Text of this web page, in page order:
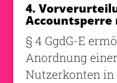
4.
Accountsperre
§ 4 GgdG-E
Anordnung
Nutzerkonten in